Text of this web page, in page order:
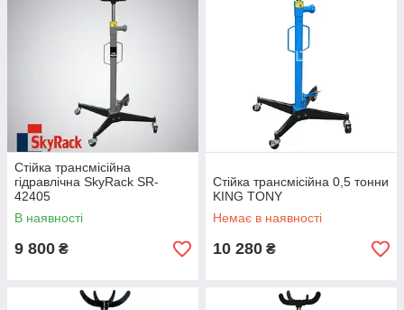
Стійка трансмісійна
гідравлічна SkyRack SR-
42405
В наявності
9 800 ₴
Стійка трансмісійна 0,5 тонни
KING TONY
Немає в наявності
10 280 ₴